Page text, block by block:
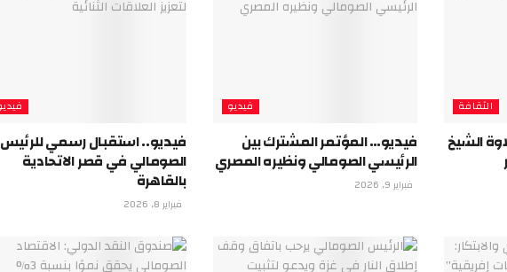
الثقافة
الشيخ
فيديو
فيديو… المؤتمر المشترك بين
الرئيسي الصومالي ونظيره المصري
فبراير 9, 2026
فيديو.. استقبال رسمي للرئيس
الصومالي في قصر الاتحادية
بالقاهرة
فبراير 8, 2026